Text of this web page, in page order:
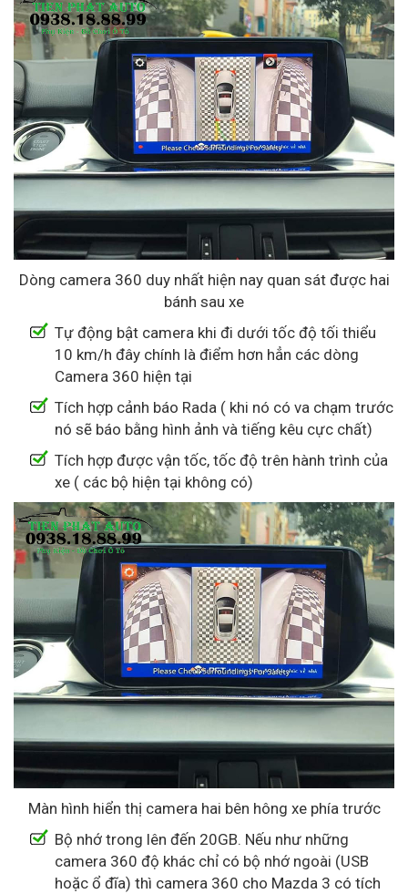
Dòng camera 360 duy nhất hiện nay quan sát được hai
bánh sau xe
Tự động bật camera khi đi dưới tốc độ tối thiểu
10 km/h đây chính là điểm hơn hẳn các dòng
Camera 360 hiện tại
Tích hợp cảnh báo Rada ( khi nó có va chạm trước
nó sẽ báo bằng hình ảnh và tiếng kêu cực chất)
Tích hợp được vận tốc, tốc độ trên hành trình của
xe ( các bộ hiện tại không có)
Màn hình hiển thị camera hai bên hông xe phía trước
Bộ nhớ trong lên đến 20GB. Nếu như những
camera 360 độ khác chỉ có bộ nhớ ngoài (USB
hoặc ổ đĩa) thì camera 360 cho Mazda 3 có tích